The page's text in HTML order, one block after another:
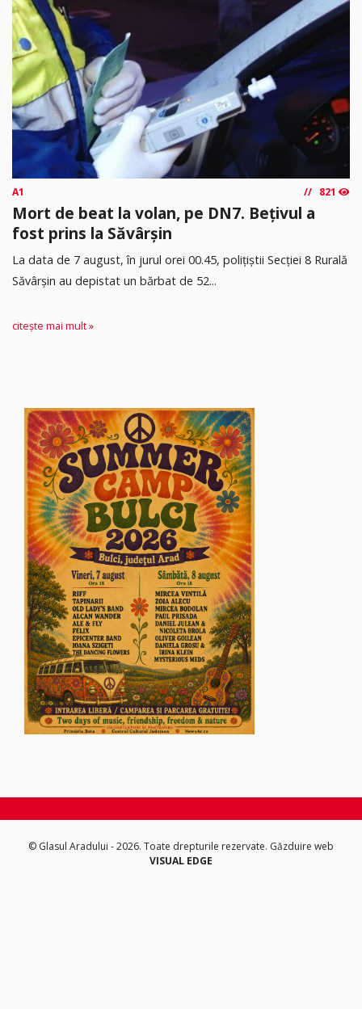
A1 821
Mort de beat la volan, pe DN7. Bețivul a
fost prins la Săvârșin
​La data de 7 august, în jurul orei 00.45, polițiștii Secției 8 Rurală
Săvârșin au depistat un bărbat de 52...
citește mai mult »
© Glasul Aradului - 2026. Toate drepturile rezervate. Găzduire web
VISUAL EDGE